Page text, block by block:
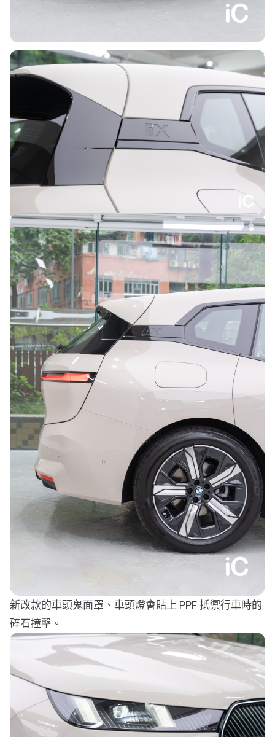
新改款的車頭鬼面罩、車頭燈會貼上 PPF 抵禦行車時的
碎石撞擊。